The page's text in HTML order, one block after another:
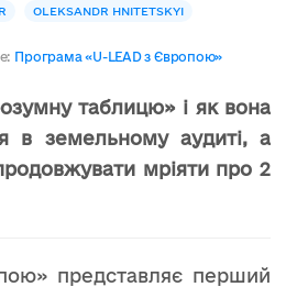
OLEKSANDR HNITETSKYI
Програма «U-LEAD з Європою»
таблицю» і як вона
в земельному аудиті, а
мріяти про 2
представляє перший